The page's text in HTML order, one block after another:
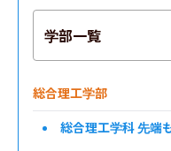
学部一覧
総合理工学部
総合理工学科 先端